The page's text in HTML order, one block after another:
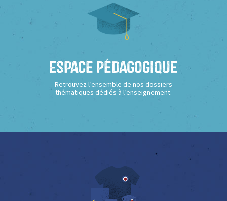
Espace Pédagogique
Retrouvez l’ensemble de nos dossiers
thématiques dédiés à l’enseignement.